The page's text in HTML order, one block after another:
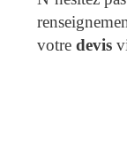
votre devis